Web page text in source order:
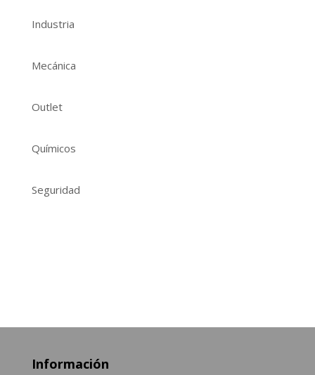
Industria
Mecánica
Outlet
Químicos
Seguridad
Información